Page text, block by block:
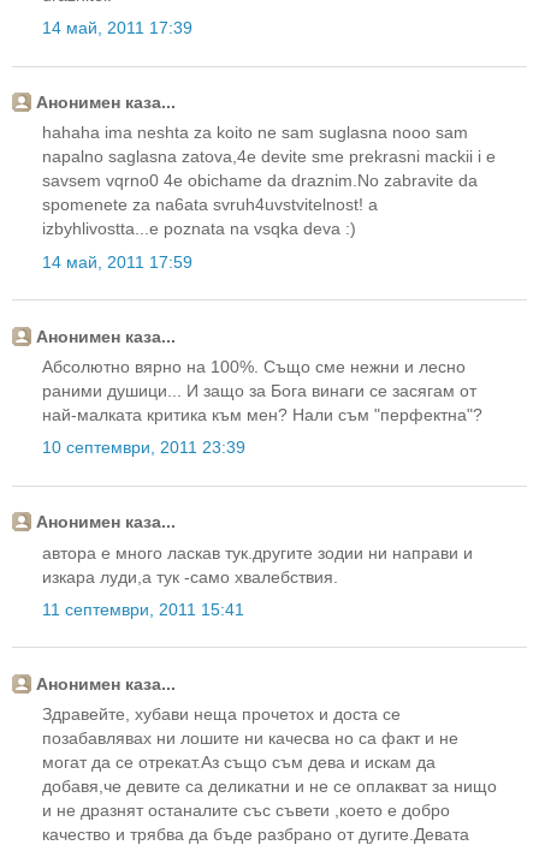
14 май, 2011 17:39
Анонимен каза...
hahaha ima neshta za koito ne sam suglasna nooo sam
napalno saglasna zatova,4e devite sme prekrasni mackii i e
savsem vqrno0 4e obichame da draznim.No zabravite da
spomenete za na6ata svruh4uvstvitelnost! a
izbyhlivostta...e poznata na vsqka deva :)
14 май, 2011 17:59
Анонимен каза...
Абсолютно вярно на 100%. Също сме нежни и лесно
раними душици... И защо за Бога винаги се засягам от
най-малката критика към мен? Нали съм "перфектна"?
10 септември, 2011 23:39
Анонимен каза...
автора е много ласкав тук.другите зодии ни направи и
изкара луди,а тук -само хвалебствия.
11 септември, 2011 15:41
Анонимен каза...
Здравейте, хубави неща прочетох и доста се
позабавлявах ни лошите ни качесва но са факт и не
могат да се отрекат.Аз също съм дева и искам да
добавя,че девите са деликатни и не се оплакват за нищо
и не дразнят останалите със съвети ,което е добро
качество и трябва да бъде разбрано от дугите.Девата